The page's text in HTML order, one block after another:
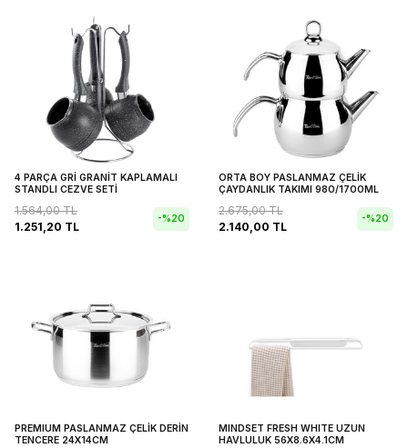
4 PARÇA GRİ GRANİT KAPLAMALI
STANDLI CEZVE SETİ
1.564,00TL
1.251,20 TL
-%20
ORTA BOY PASLANMAZ ÇELİK
ÇAYDANLIK TAKIMI 980/1700ML
2.675,00TL
2.140,00 TL
-%20
PREMIUM PASLANMAZ ÇELİK DERİN
TENCERE 24X14CM
MINDSET FRESH WHITE UZUN
HAVLULUK 56X8.6X4.1CM